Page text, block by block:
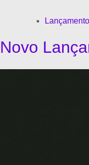
Novo